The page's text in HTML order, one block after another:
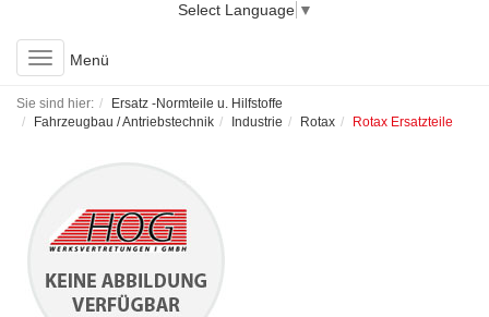
Select Language ▼
Toggle
navigation
Menü
Sie sind hier:
Ersatz -Normteile u. Hilfstoffe
Fahrzeugbau / Antriebstechnik
Industrie Rotax Rotax Ersatzteile